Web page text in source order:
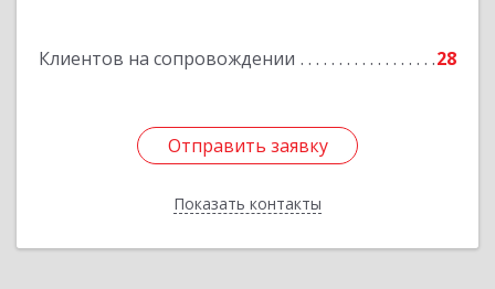
Клиентов на сопровождении 28
Отправить заявку
Показать контакты
Отправить заявку
Назад